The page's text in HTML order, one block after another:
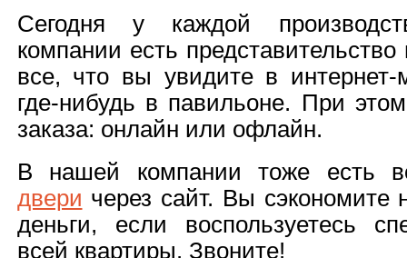
Сегодня у каждой
компании есть
все, что вы увидите в интернет-
где-нибудь в павильоне. При
заказа: онлайн или офлайн.
В нашей компании тоже есть
двери через сайт. Вы сэкономите
деньги, если воспользуетесь
всей квартиры. Звоните!